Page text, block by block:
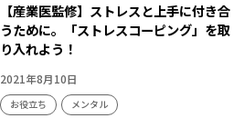
【産業医監修】ストレスと上手に付き合
うために。「ストレスコーピング」を取
り入れよう！
2021年8月10日
お役立ち メンタル